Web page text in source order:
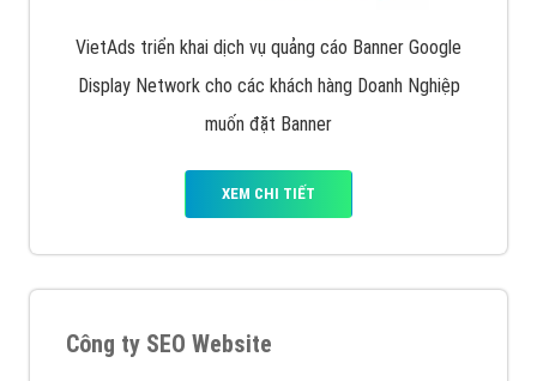
VietAds triển khai dịch vụ quảng cáo Banner Google
Display Network cho các khách hàng Doanh Nghiệp
muốn đặt Banner
XEM CHI TIẾT
Công ty SEO Website